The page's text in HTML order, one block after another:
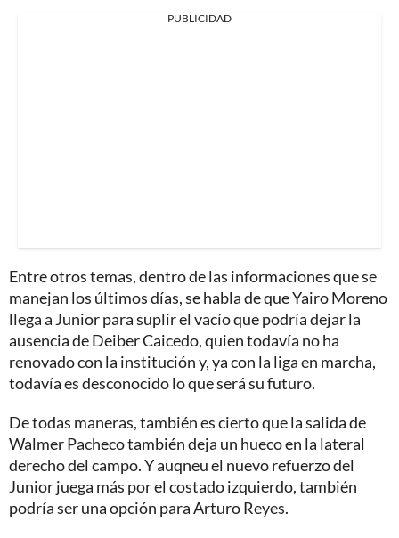
PUBLICIDAD
Entre otros temas, dentro de las informaciones que se
manejan los últimos días, se habla de que Yairo Moreno
llega a Junior para suplir el vacío que podría dejar la
ausencia de Deiber Caicedo, quien todavía no ha
renovado con la institución y, ya con la liga en marcha,
todavía es desconocido lo que será su futuro.
De todas maneras, también es cierto que la salida de
Walmer Pacheco también deja un hueco en la lateral
derecho del campo. Y auqneu el nuevo refuerzo del
Junior juega más por el costado izquierdo, también
podría ser una opción para Arturo Reyes.